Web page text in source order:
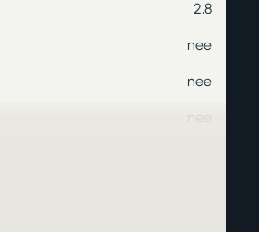
2,8
nee
nee
nee